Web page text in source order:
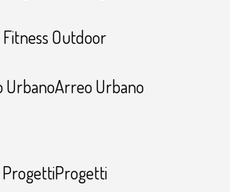
Fitness Outdoor
UrbanoArreo Urbano
ProgettiProgetti